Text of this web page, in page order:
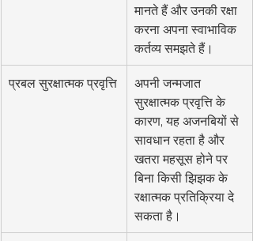
मानते हैं और उनकी रक्षा
करना अपना स्वाभाविक
कर्तव्य समझते हैं।
प्रबल सुरक्षात्मक प्रवृत्ति
अपनी जन्मजात
सुरक्षात्मक प्रवृत्ति के
कारण, यह अजनबियों से
सावधान रहता है और
खतरा महसूस होने पर
बिना किसी झिझक के
रक्षात्मक प्रतिक्रिया दे
सकता है।